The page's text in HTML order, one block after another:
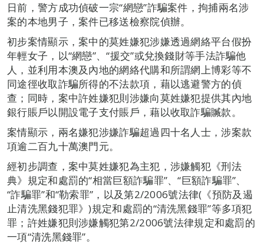
日前，警方成功偵破一宗“網戀”詐騙案件，拘捕兩名涉
案的本地男子，案件已移送檢察院偵辦。
初步案情顯示，案中的莫姓嫌犯涉嫌透過網絡平台假扮
年輕女子，以“網戀”、“援交”或兌換錢財等手法詐騙他
人，並利用本澳及內地的網絡代購和所謂網上博彩等不
同途徑收取詐騙所得的不法款項，藉以逃避警方的偵
查；同時，案中許姓嫌犯則涉嫌向莫姓嫌犯提供其內地
銀行賬戶以開設電子支付賬戶，藉以收取詐騙贓款。
案情顯示，兩名嫌犯涉嫌詐騙超過四十名人士，涉案款
項逾二百九十萬澳門元。
經初步調查，案中莫姓嫌犯為主犯，涉嫌觸犯《刑法
典》規定和處罰的“相當巨額詐騙罪”、“巨額詐騙罪”、
“詐騙罪”和“勒索罪”，以及第2/2006號法律(《預防及遏
止清洗黑錢犯罪》)規定和處罰的“清洗黑錢罪”等多項犯
罪；許姓嫌犯則涉嫌觸犯第2/2006號法律規定和處罰的
一項“清洗黑錢罪”。